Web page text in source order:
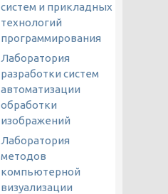
систем и прикладных
технологий
программирования
Лаборатория
разработки систем
автоматизации
обработки
изображений
Лаборатория
методов
компьютерной
визуализации